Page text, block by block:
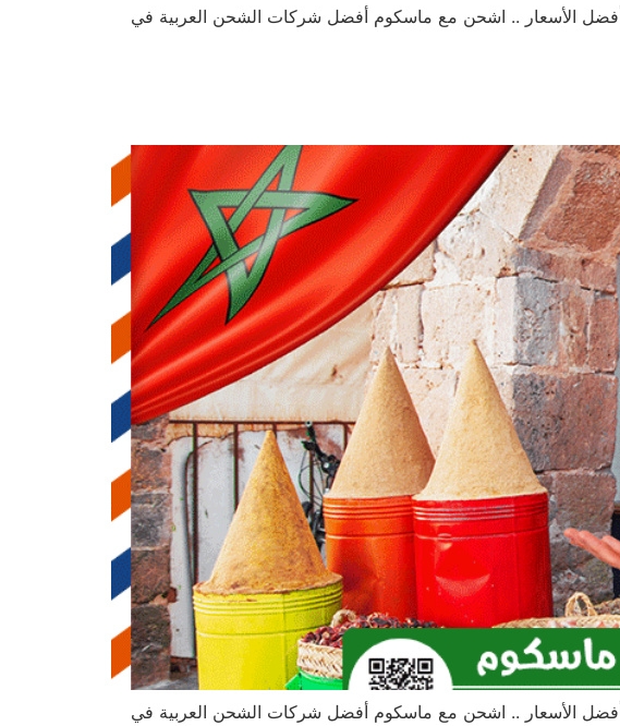
الأسعار .. اشحن مع ماسكوم أفضل شركات الشحن العربية في
الأسعار .. اشحن مع ماسكوم أفضل شركات الشحن العربية في